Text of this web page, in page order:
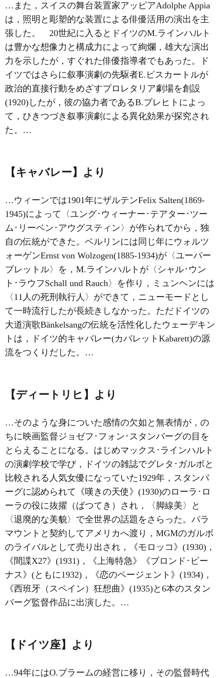
…また，スイスの舞台装置家アッピアAdolphe Appia
は，照明と彫塑的な装置による俳優活用の演出を主
張した。 20世紀に入るとドイツのM.ラインハルト
は豊かな想像力と構成力によって絢爛，雄大な演出
力を示したが，すぐれた俳優指導者でもあった。ド
イツではさらに叙事演劇 の先駆者E.ピスカートルが
政治的直接行動をめざすプロレタリア劇場を創設
(1920)したが，彼の協力者であるB.ブレヒト によっ
て，ひきつづき叙事演劇による異化効果が探究され
た。…
【キャバレー】より
…ウィーンでは1901年にザルテンFelix Salten(1869‐
1945)によって〈ユング･ウィーナー･テアター･ツー
ム･リーベン･アウグスティン〉が作られてから，独
自の伝統ができた。ベルリンには同じ年にウォルツ
ォーゲンErnst von Wolzogen(1885‐1934)が〈ユーバー
ブレットル〉を， M.ラインハルト が〈シャル･ウン
ト･ラウフSchall und Rauch〉を作り，ミュンヘンには
〈11人の死刑執行人〉ができて，ニューモードとし
て一時流行したが長続きしなかった。ただドイツの
大道演歌Bänkelsangの伝統を活性化した ウェーデキン
ト は，ドイツ的キャバレー(カバレットKabarett)の源
流をつくりだした。…
【ディートリヒ】より
…そのような身についた感情の欠如と無表情が，の
ちに映画監督ジョゼフ･フォン･ スタンバーグの目を
とらえることになる。はじめマックス･ ラインハルト
の演劇学校で学び，ドイツの雑誌でグレタ･ガルボと
比較される人気女優になっていた1929年，スタンバ
ーグに認められて《嘆きの天使 》(1930)のローラ･ロ
ーラの役に抜擢（ばつてき）され，〈脚線美〉と
〈退廃的な美貌〉で全世界の話題をさらった。パラ
マウントと契約してアメリカへ渡り，MGMのガルボ
のライバルとして売り出され，《モロッコ 》(1930)，
《間諜X27》(1931)，《上海特急》《ブロンド･ビー
ナス》(ともに1932)，《恋のページェント》(1934)，
《西班牙（スペイン）狂想曲》(1935)と6本のスタン
バーグ監督作品に出演した。…
【ドイツ座】より
…94年にはO.ブラームの経営に移り，その監督時代